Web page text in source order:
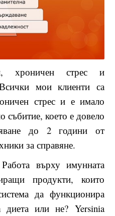
хроничен стрес и
мои клиенти са
стрес и е имало
събитие, което е довело
до 2 години от
за справяне.
върху имунната
продукти, които
да функционира
диета или не? Yersinia